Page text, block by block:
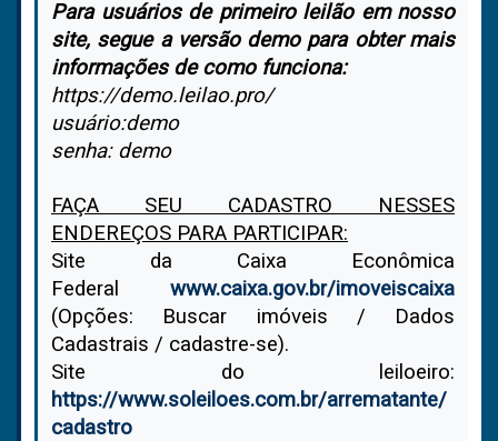
Para usuários de primeiro leilão em nosso
site, segue a versão demo para obter mais
informações de como funciona:
https://demo.leilao.pro/
usuário:demo
senha: demo
FAÇA SEU CADASTRO NESSES
ENDEREÇOS PARA PARTICIPAR:
Site da Caixa Econômica
Federal www.caixa.gov.br/imoveiscaixa
(Opções: Buscar imóveis / Dados
Cadastrais / cadastre-se).
Site do leiloeiro:
https://www.soleiloes.com.br/arrematante/
cadastro